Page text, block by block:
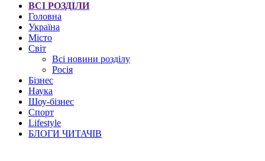
ВСІ РОЗДІЛИ
Головна
Україна
Місто
Світ
Всі новини розділу
Росія
Бізнес
Наука
Шоу-бізнес
Спорт
Lifestyle
БЛОГИ ЧИТАЧІВ